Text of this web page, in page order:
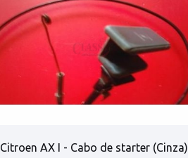
Citroen AX I - Cabo de starter (Cinza)